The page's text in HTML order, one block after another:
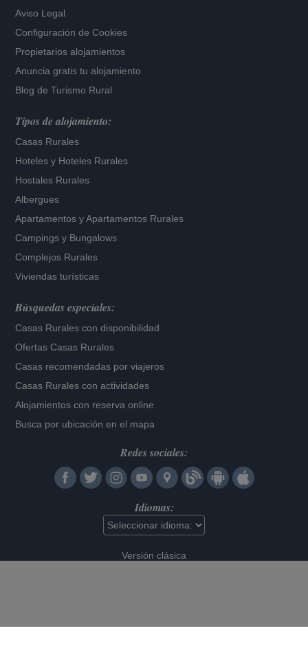
Aviso Legal
Configuración de Cookies
Propietarios alojamientos
Anuncia gratis tu alojamiento
Blog de Turismo Rural
Tipos de alojamiento:
Casas Rurales
Hoteles y Hoteles Rurales
Hostales Rurales
Albergues
Apartamentos yApartamentos Rurales
Campings y Bungalows
Complejos Rurales
Viviendas turísticas
Búsquedas especiales:
Casas Rurales con disponibilidad
Ofertas Casas Rurales
Casas recomendadas por viajeros
Casas Rurales con actividades
Alojamientos con reserva online
Busca por ubicación en el mapa
Redes sociales:
Idiomas:
Versión clásica